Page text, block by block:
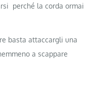
perché la corda ormai
basta attaccargli una
a scappare